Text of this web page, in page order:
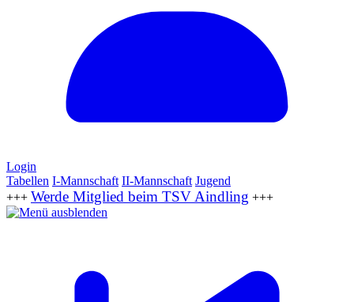
Login
Tabellen I-Mannschaft II-Mannschaft Jugend
+++ Werde Mitglied beim TSV Aindling +++